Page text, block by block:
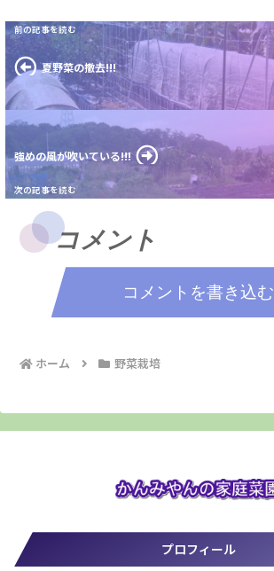
夏野菜の撤去!!!
強めの風が吹いている!!!
コメント
コメントを書き込む
ホーム 野菜栽培
プロフィール